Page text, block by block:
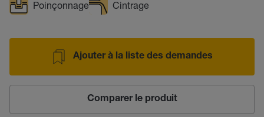
Poinçonnage
Cintrage
Ajouter à la liste des demandes
Comparer le produit